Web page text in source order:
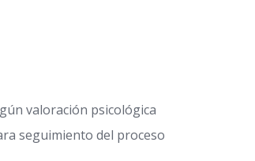
valoración psicológica
seguimiento del proceso